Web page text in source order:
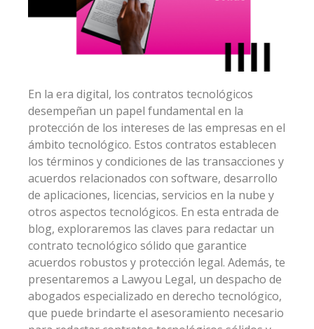
En la era digital, los contratos tecnológicos
desempeñan un papel fundamental en la
protección de los intereses de las empresas en el
ámbito tecnológico. Estos contratos establecen
los términos y condiciones de las transacciones y
acuerdos relacionados con software, desarrollo
de aplicaciones, licencias, servicios en la nube y
otros aspectos tecnológicos. En esta entrada de
blog, exploraremos las claves para redactar un
contrato tecnológico sólido que garantice
acuerdos robustos y protección legal. Además, te
presentaremos a Lawyou Legal, un despacho de
abogados especializado en derecho tecnológico,
que puede brindarte el asesoramiento necesario